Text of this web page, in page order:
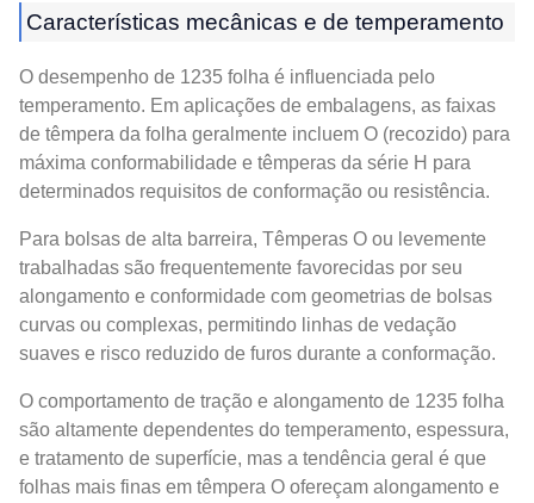
Características mecânicas e de temperamento
O desempenho de 1235 folha é influenciada pelo
temperamento. Em aplicações de embalagens, as faixas
de têmpera da folha geralmente incluem O (recozido) para
máxima conformabilidade e têmperas da série H para
determinados requisitos de conformação ou resistência.
Para bolsas de alta barreira, Têmperas O ou levemente
trabalhadas são frequentemente favorecidas por seu
alongamento e conformidade com geometrias de bolsas
curvas ou complexas, permitindo linhas de vedação
suaves e risco reduzido de furos durante a conformação.
O comportamento de tração e alongamento de 1235 folha
são altamente dependentes do temperamento, espessura,
e tratamento de superfície, mas a tendência geral é que
folhas mais finas em têmpera O ofereçam alongamento e